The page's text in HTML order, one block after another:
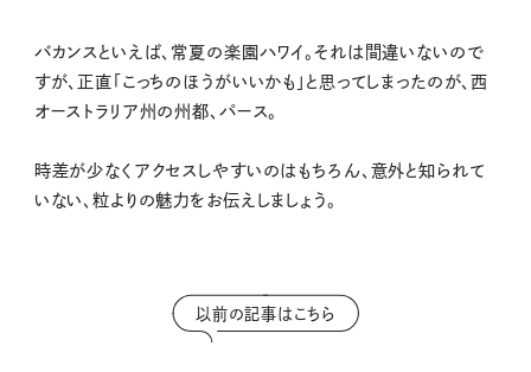
M
t
バカンスといえば、常夏の楽園ハワイ。それは間違いないので
すが、正直「こっちのほうがいいかも」と思ってしまったのが、西
オーストラリア州の州都、パース。
時差が少なくアクセスしやすいのはもちろん、意外と知られて
いない、粒よりの魅力をお伝えしましょう。
以前の記事はこちら